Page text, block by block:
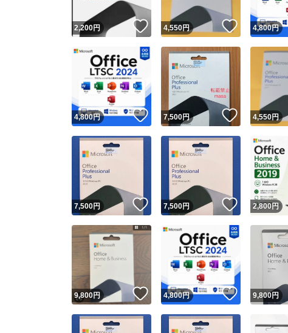
2,200円 いいね！
4,550円 いいね！
4,800円
4,800円 いいね！
7,500円 いいね！
4,550円
7,500円 いいね！
7,500円 いいね！
2,800円
9,800円 いいね！
4,800円 いいね！
9,800円